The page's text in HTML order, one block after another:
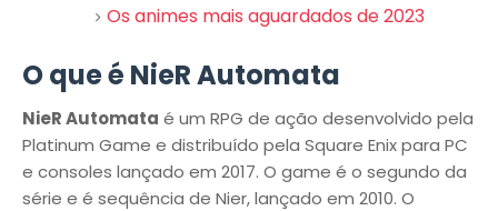
Os animes mais aguardados de 2023
O que é NieR Automata
NieR Automata é um RPG de ação desenvolvido pela
Platinum Game e distribuído pela Square Enix para PC
e consoles lançado em 2017. O game é o segundo da
série e é sequência de Nier, lançado em 2010. O